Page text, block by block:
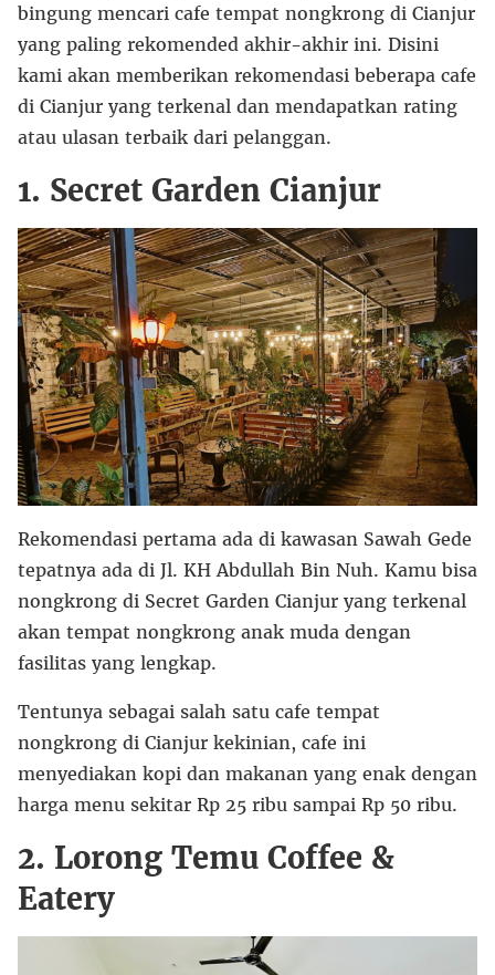
bingung mencari cafe tempat nongkrong di Cianjur
yang paling rekomended akhir-akhir ini. Disini
kami akan memberikan rekomendasi beberapa cafe
di Cianjur yang terkenal dan mendapatkan rating
atau ulasan terbaik dari pelanggan.
1. Secret Garden Cianjur
Rekomendasi pertama ada di kawasan Sawah Gede
tepatnya ada di Jl. KH Abdullah Bin Nuh. Kamu bisa
nongkrong di Secret Garden Cianjur yang terkenal
akan tempat nongkrong anak muda dengan
fasilitas yang lengkap.
Tentunya sebagai salah satu cafe tempat
nongkrong di Cianjur kekinian, cafe ini
menyediakan kopi dan makanan yang enak dengan
harga menu sekitar Rp 25 ribu sampai Rp 50 ribu.
2. Lorong Temu Coffee &
Eatery